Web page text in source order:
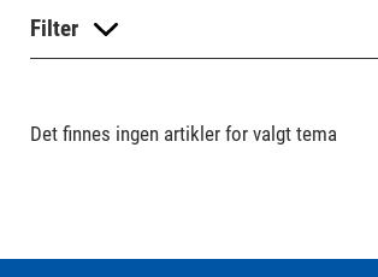
Filter
Det finnes ingen artikler for valgt tema